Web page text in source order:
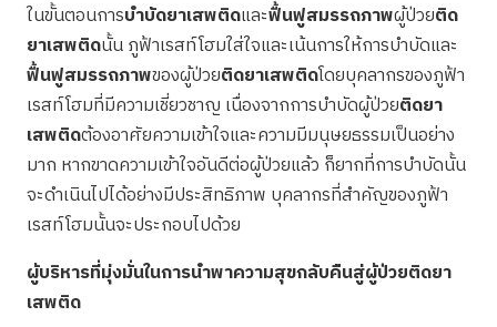
ในขั้นตอนการบำบัดยาเสพติดและฟื้นฟูสมรรถภาพผู้ป่วยติด
ยาเสพติดนั้น ภูฟ้าเรสท์โฮมใส่ใจและเน้นการให้การบำบัดและ
ฟื้นฟูสมรรถภาพของผู้ป่วยติดยาเสพติดโดยบุคลากรของภูฟ้า
เรสท์โฮมที่มีความเชี่ยวชาญ เนื่องจากการบำบัดผู้ป่วยติดยา
เสพติดต้องอาศัยความเข้าใจและความมีมนุษยธรรมเป็นอย่าง
มาก หากขาดความเข้าใจอันดีต่อผู้ป่วยแล้ว ก็ยากที่การบำบัดนั้น
จะดำเนินไปได้อย่างมีประสิทธิภาพ บุคลากรที่สำคัญของภูฟ้า
เรสท์โฮมนั้นจะประกอบไปด้วย
ผู้บริหารที่มุ่งมั่นในการนำพาความสุขกลับคืนสู่ผู้ป่วยติดยา
เสพติด